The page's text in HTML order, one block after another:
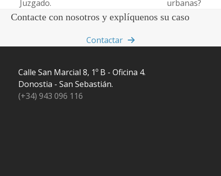
Juzgado.
urbanas?
Contacte con nosotros y explíquenos su caso
Contactar
Calle San Marcial 8, 1º B - Oficina 4.
Donostia - San Sebastián.
(+34) 943 096 116